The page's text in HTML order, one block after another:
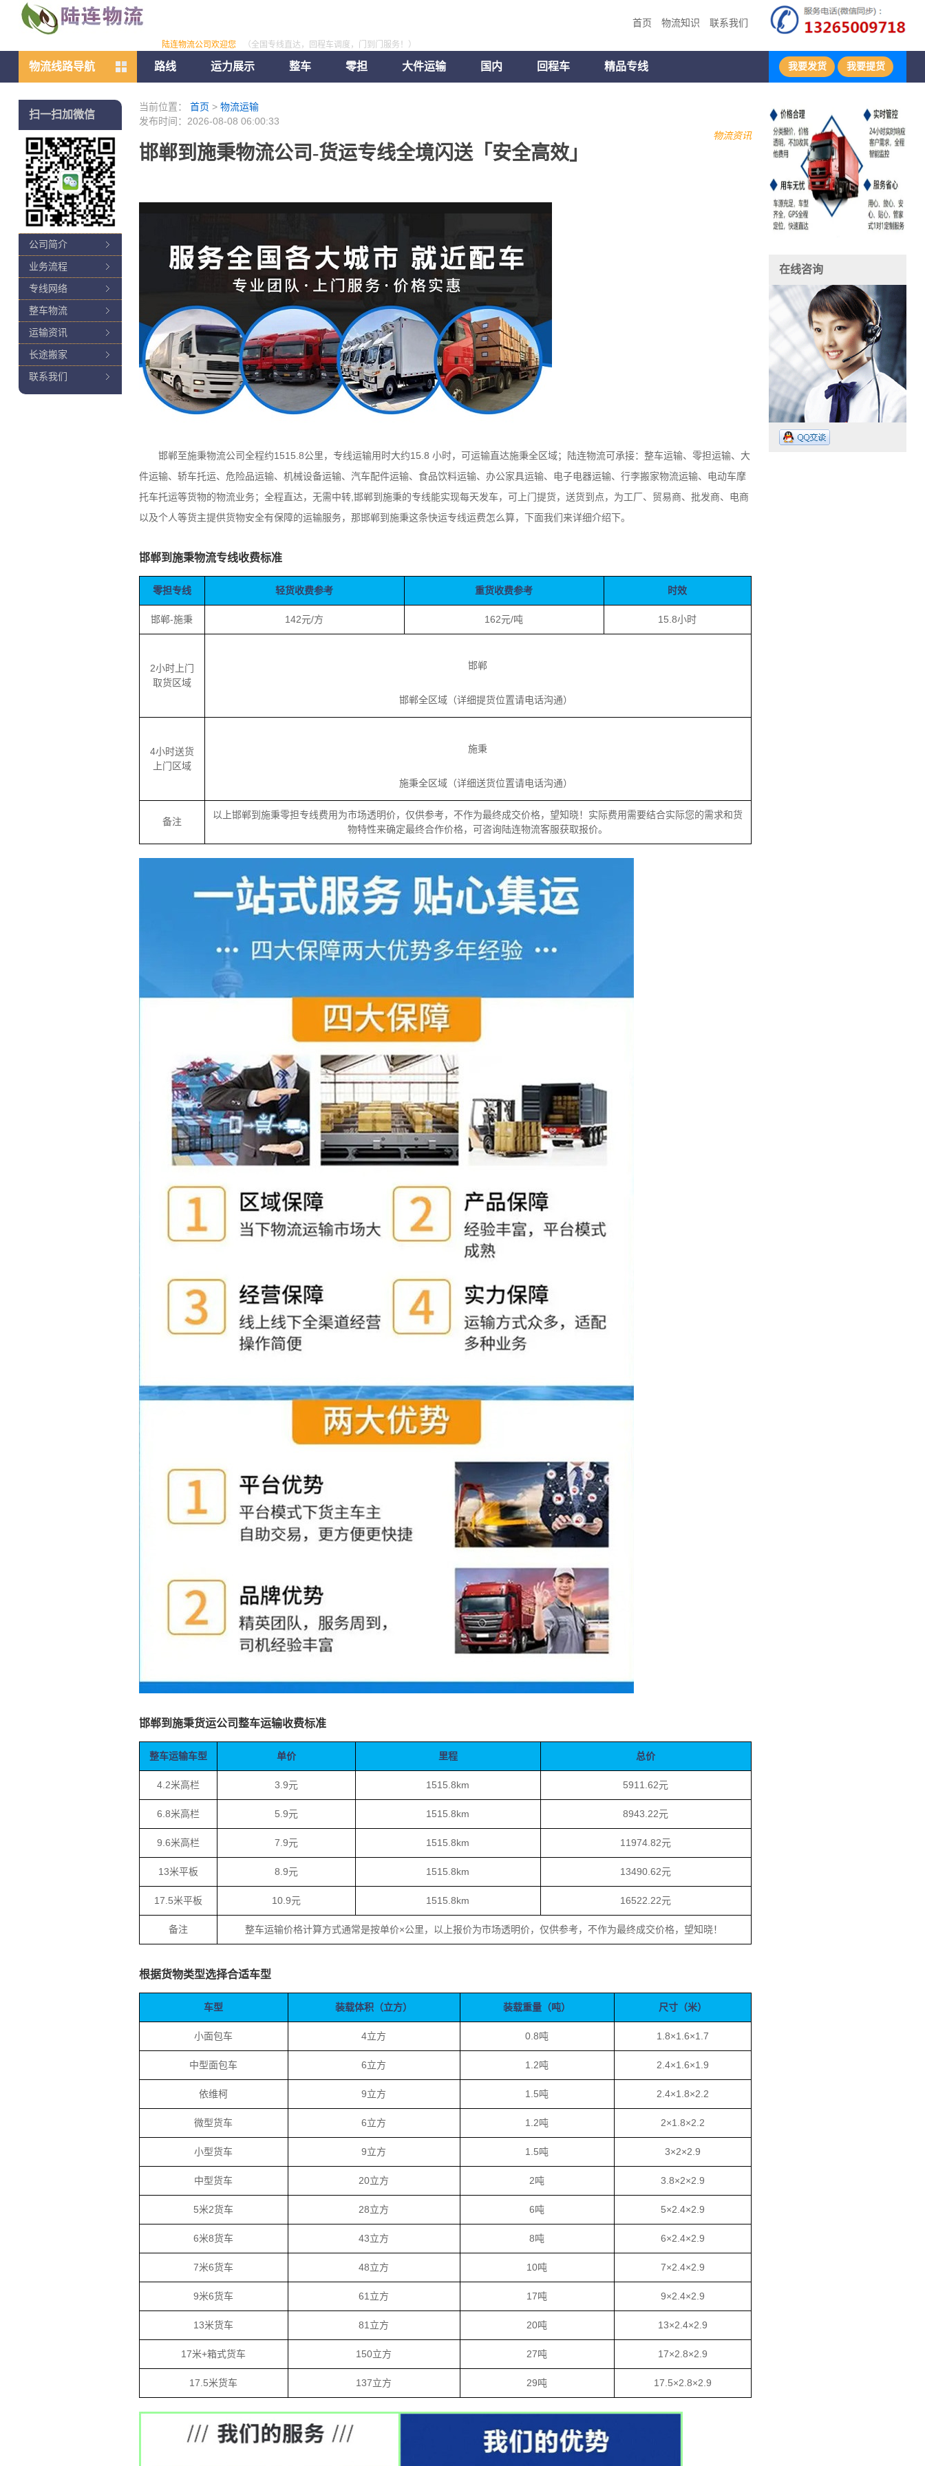
首页 物流知识 联系我们
陆连物流公司欢迎您 （全国专线直达，回程车调度，门到门服务！）
物流线路导航 路线 运力展示 整车 零担 大件运输 国内 回程车 精品专线 我要发货 我要提货
当前位置： 首页 > 物流运输
发布时间：2026-08-08 06:00:33
物流资讯
邯郸到施秉物流公司-货运专线全境闪送「安全高效」
邯郸至施秉物流公司全程约1515.8公里，专线运输用时大约15.8 小时，可运输直达施秉全区域；陆连物流可承接：整车运输、零担运输、大
件运输、轿车托运、危险品运输、机械设备运输、汽车配件运输、食品饮料运输、办公家具运输、电子电器运输、行李搬家物流运输、电动车摩
托车托运等货物的物流业务；全程直达，无需中转,邯郸到施秉的专线能实现每天发车，可上门提货，送货到点，为工厂、贸易商、批发商、电商
以及个人等货主提供货物安全有保障的运输服务，那邯郸到施秉这条快运专线运费怎么算，下面我们来详细介绍下。
邯郸到施秉物流专线收费标准
零担专线 轻货收费参考 重货收费参考 时效
邯郸-施秉 142元/方 162元/吨 15.8小时
2小时上门
取货区域
邯郸
邯郸全区域（详细提货位置请电话沟通）
4小时送货
上门区域
施秉
施秉全区域（详细送货位置请电话沟通）
备注
以上邯郸到施秉零担专线费用为市场透明价，仅供参考，不作为最终成交价格，望知晓！实际费用需要结合实际您的需求和货
物特性来确定最终合作价格，可咨询陆连物流客服获取报价。
邯郸到施秉货运公司整车运输收费标准
整车运输车型 单价 里程 总价
4.2米高栏 3.9元 1515.8km 5911.62元
6.8米高栏 5.9元 1515.8km 8943.22元
9.6米高栏 7.9元 1515.8km 11974.82元
13米平板 8.9元 1515.8km 13490.62元
17.5米平板 10.9元 1515.8km 16522.22元
备注 整车运输价格计算方式通常是按单价×公里，以上报价为市场透明价，仅供参考，不作为最终成交价格，望知晓！
根据货物类型选择合适车型
车型 装载体积（立方） 装载重量（吨） 尺寸（米）
小面包车 4立方 0.8吨 1.8×1.6×1.7
中型面包车 6立方 1.2吨 2.4×1.6×1.9
依维柯 9立方 1.5吨 2.4×1.8×2.2
微型货车 6立方 1.2吨 2×1.8×2.2
小型货车 9立方 1.5吨 3×2×2.9
中型货车 20立方 2吨 3.8×2×2.9
5米2货车 28立方 6吨 5×2.4×2.9
6米8货车 43立方 8吨 6×2.4×2.9
7米6货车 48立方 10吨 7×2.4×2.9
9米6货车 61立方 17吨 9×2.4×2.9
13米货车 81立方 20吨 13×2.4×2.9
17米+箱式货车 150立方 27吨 17×2.8×2.9
17.5米货车 137立方 29吨 17.5×2.8×2.9
扫一扫加微信
公司简介
业务流程
专线网络
整车物流
运输资讯
长途搬家
联系我们
在线咨询